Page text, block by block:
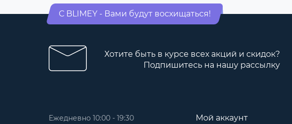
С BLIMEY - Вами будут восхищаться!
Хотите быть в курсе всех акций и скидок?
Подпишитесь на нашу рассылку
Ежедневно 10:00 - 19:30
Мой аккаунт